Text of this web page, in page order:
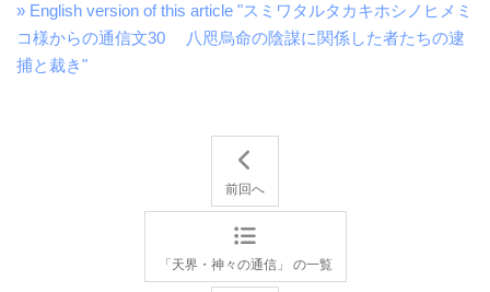
» English version of this article "スミワタルタカキホシノヒメミ
コ様からの通信文30 八咫烏命の陰謀に関係した者たちの逮
捕と裁き"
前回へ
「天界・神々の通信」 の一覧